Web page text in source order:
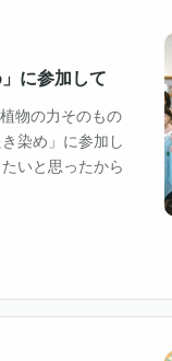
会員優遇サービス提供店
に参加して
物の力そのもの
染め」に参加し
いと思ったから